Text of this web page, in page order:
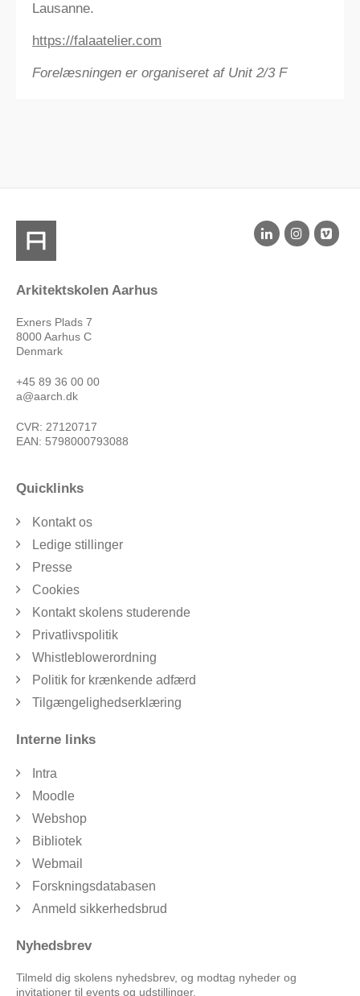
Lausanne.
https://falaatelier.com
Forelæsningen er organiseret af Unit 2/3 F​
Arkitektskolen Aarhus
Exners Plads 7
8000 Aarhus C
Denmark
+45 89 36 00 00
a@aarch.dk
CVR: 27120717
EAN: 5798000793088
Quicklinks
Kontakt os
Ledige stillinger
Presse
Cookies
Kontakt skolens studerende
Privatlivspolitik
Whistleblowerordning
Politik for krænkende adfærd
Tilgængelighedserklæring
Interne links
Intra
Moodle
Webshop
Bibliotek
Webmail
Forskningsdatabasen
Anmeld sikkerhedsbrud
Nyhedsbrev
Tilmeld dig skolens nyhedsbrev, og modtag nyheder og
invitationer til events og udstillinger.